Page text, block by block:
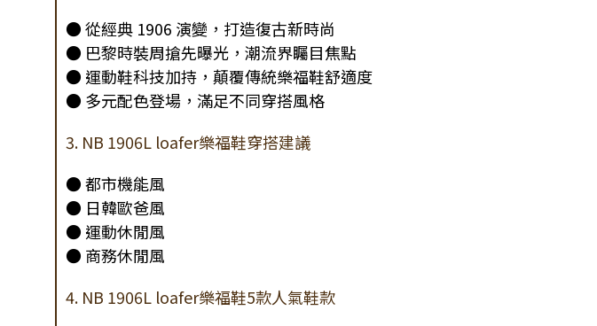
● 從經典 1906 演變，打造復古新時尚
● 巴黎時裝周搶先曝光，潮流界矚目焦點
● 運動鞋科技加持，顛覆傳統樂福鞋舒適度
● 多元配色登場，滿足不同穿搭風格
3. NB 1906L loafer樂福鞋穿搭建議
● 都市機能風
● 日韓歐爸風
● 運動休閒風
● 商務休閒風
4. NB 1906L loafer樂福鞋5款人氣鞋款